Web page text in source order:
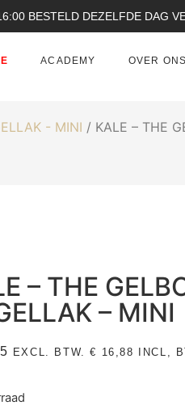
BESTELD DEZELFDE DAG
ACADEMY OVER ONS
- MINI / KALE – THE
– THE
– MINI
EXCL. BTW.€ 16,88 INCL,